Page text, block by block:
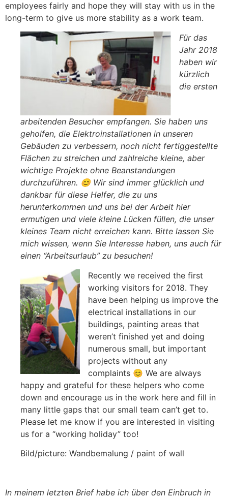
employees fairly and hope they will stay with us in the
long-term to give us more stability as a work team.
Für das
Jahr 2018
haben wir
kürzlich
die ersten
arbeitenden Besucher empfangen. Sie haben uns
geholfen, die Elektroinstallationen in unseren
Gebäuden zu verbessern, noch nicht fertiggestellte
Flächen zu streichen und zahlreiche kleine, aber
wichtige Projekte ohne Beanstandungen
durchzuführen. 😊Wir sind immer glücklich und
dankbar für diese Helfer, die zu uns
herunterkommen und uns bei der Arbeit hier
ermutigen und viele kleine Lücken füllen, die unser
kleines Team nicht erreichen kann. Bitte lassen Sie
mich wissen, wenn Sie Interesse haben, uns auch für
einen “Arbeitsurlaub” zu besuchen!
Recently we received the first
working visitors for 2018. They
have been helping us improve the
electrical installations in our
buildings, painting areas that
weren’t finished yet and doing
numerous small, but important
projects without any
complaints 😊 We are always
happy and grateful for these helpers who come
down and encourage us in the work here and fill in
many little gaps that our small team can’t get to.
Please let me know if you are interested in visiting
us for a “working holiday” too!
Bild/picture: Wandbemalung / paint of wall
In meinem letzten Brief habe ich über den Einbruch in